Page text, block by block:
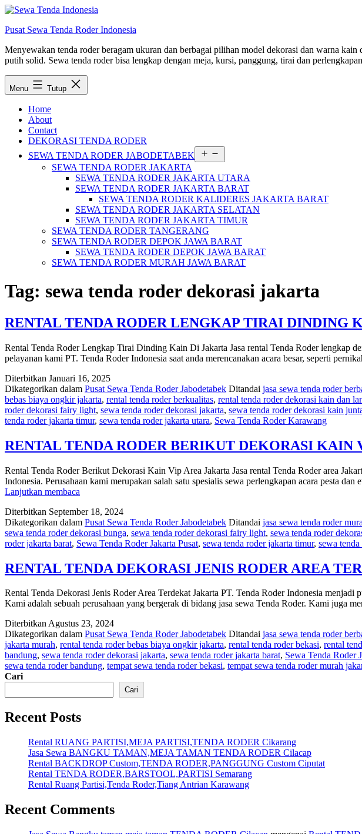
Lewati
konten
Pusat Sewa Tenda Roder Indonesia
Menyewakan tenda roder beragam ukuran dan berbagai pilihan model dekorasi dan warna
putih solid. Sewa tenda roder bisa lengkap dengan meja, kursi, panggung, tirai dan
Menu Tutup
Home
About
Contact
DEKORASI TENDA RODER
SEWA TENDA RODER JABODETABEK
menu
SEWA TENDA RODER JAKARTA
SEWA TENDA RODER JAKARTA UTARA
SEWA TENDA RODER JAKARTA BARAT
SEWA TENDA RODER KALIDERES JAKARTA BARAT
SEWA TENDA RODER JAKARTA SELATAN
SEWA TENDA RODER JAKARTA TIMUR
SEWA TENDA RODER TANGERANG
SEWA TENDA RODER DEPOK JAWA BARAT
SEWA TENDA RODER DEPOK JAWA BARAT
SEWA TENDA RODER MURAH JAWA BARAT
Tag: sewa tenda roder dekorasi jakarta
RENTAL TENDA RODER LENGKAP TIRAI DINDING
Rental Tenda Roder Lengkap Tirai Dinding Kain Di Jakarta Jasa rental Tenda Roder lengkap
pelayanan kami PT. Tenda Roder Indonesia saat anda merencanakan acara besar, seperti
Diterbitkan Januari 16, 2025
Dikategorikan dalam Pusat Sewa Tenda Roder Jabodetabek Ditandai jasa sewa tenda roder
bebas biaya ongkir jakarta, rental tenda roder berkualitas, rental tenda roder dekorasi kain dan
roder dekorasi fairy light, sewa tenda roder dekorasi jakarta, sewa tenda roder dekorasi kain
tenda roder jakarta timur, sewa tenda roder jakarta utara, Sewa Tenda Roder Karawang
RENTAL TENDA RODER BERIKUT DEKORASI KAIN
Rental Tenda Roder Berikut Dekorasi Kain Vip Area Jakarta Jasa rental Tenda Roder area
Indonesia. Perusahaan kami merupakan salah satu spesialis sewa perlengkapan acara pesta
Lanjutkan membaca
RODER
BERIKUT
DEKORASI
KAIN
AREA
JAKARTA
Diterbitkan September 18, 2024
Dikategorikan dalam Pusat Sewa Tenda Roder Jabodetabek Ditandai jasa sewa tenda roder
sewa tenda roder dekorasi bunga, sewa tenda roder dekorasi fairy light, sewa tenda roder
roder jakarta barat, Sewa Tenda Roder Jakarta Pusat, sewa tenda roder jakarta timur, sewa
RENTAL TENDA DEKORASI JENIS RODER AREA
Rental Tenda Dekorasi Jenis Roder Area Terdekat Jakarta PT. Tenda Roder Indonesia
Kami adalah sebuah perusahaan yang bergerak di bidang jasa sewa Tenda Roder. Kami juga
DiterbitkanAgustus 23, 2024
Dikategorikan dalam Pusat Sewa Tenda Roder Jabodetabek Ditandai jasa sewa tenda roder
jakarta murah, rental tenda roder bebas biaya ongkir jakarta, rental tenda roder bekasi, rental
bandung, sewa tenda roder dekorasi jakarta, sewa tenda roder jakarta barat, Sewa Tenda Roder
sewa tenda roder bandung, tempat sewa tenda roder bekasi, tempat sewa tenda roder murah
Cari
Cari
Recent Posts
Rental RUANG PARTISI,MEJA PARTISI,TENDA RODER Cikarang
Jasa Sewa BANGKU TAMAN,MEJA TAMAN TENDA RODER Cilacap
Rental BACKDROP Custom,TENDA RODER,PANGGUNG Custom Ciputat
Rental TENDA RODER,BARSTOOL,PARTISI Semarang
Rental Ruang Partisi,Tenda Roder,Tiang Antrian Karawang
Recent Comments